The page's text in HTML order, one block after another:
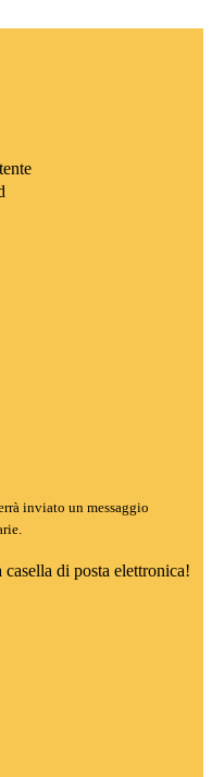
inviato un messaggio
di posta elettronica!